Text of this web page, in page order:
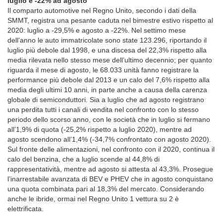
Il comparto automotive nel Regno Unito, secondo i dati della
SMMT, registra una pesante caduta nel bimestre estivo rispetto al
2020: luglio a -29,5% e agosto a -22%. Nel settimo mese
dell’anno le auto immatricolate sono state 123.296, riportando il
luglio più debole dal 1998, e una discesa del 22,3% rispetto alla
media rilevata nello stesso mese dell’ultimo decennio; per quanto
riguarda il mese di agosto, le 68.033 unità fanno registrare la
performance più debole dal 2013 e un calo del 7,6% rispetto alla
media degli ultimi 10 anni, in parte anche a causa della carenza
globale di semiconduttori. Sia a luglio che ad agosto registrano
una perdita tutti i canali di vendita nel confronto con lo stesso
periodo dello scorso anno, con le società che in luglio si fermano
all’1,9% di quota (-25,2% rispetto a luglio 2020), mentre ad
agosto scendono all’1,4% (-34,7% confrontato con agosto 2020).
Sul fronte delle alimentazioni, nel confronto con il 2020, continua il
calo del benzina, che a luglio scende al 44,8% di
rappresentatività, mentre ad agosto si attesta al 43,3%. Prosegue
l’inarrestabile avanzata di BEV e PHEV che in agosto conquistano
una quota combinata pari al 18,3% del mercato. Considerando
anche le ibride, ormai nel Regno Unito 1 vettura su 2 è
elettrificata.